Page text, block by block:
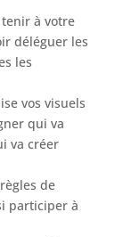
à votre
déléguer les
les
vos visuels
qui va
va créer
de
participer à